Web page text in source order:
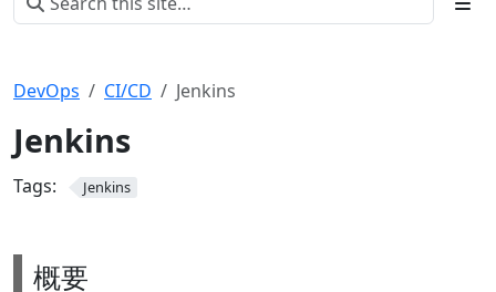
DevOps CI/CD Jenkins
Jenkins
Tags: Jenkins
概要